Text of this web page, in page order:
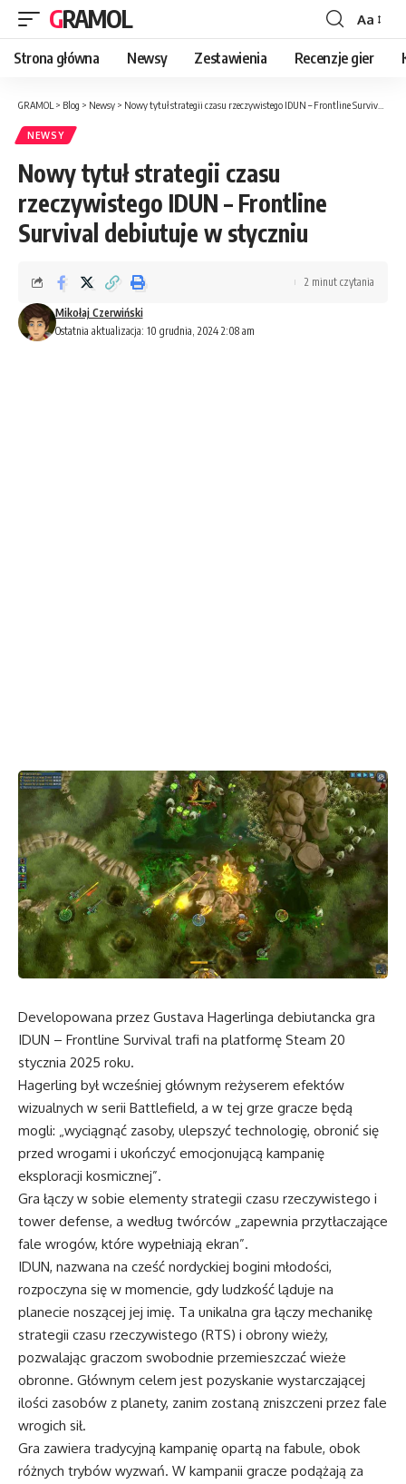
GRAMOL Aa
Strona główna Newsy Zestawienia Recenzje gier
GRAMOL > Blog > Newsy > Nowy tytuł strategii czasu rzeczywistego IDUN – Frontline Survival debiutuje w styczniu
NEWSY
Nowy tytuł strategii czasu
rzeczywistego IDUN – Frontline
Survival debiutuje w styczniu
Ostatnia aktualizacja: 10 grudnia, 2024 2:08 am
Mikołaj Czerwiński
2 minut czytania
Developowana przez Gustava Hagerlinga debiutancka gra
IDUN – Frontline Survival trafi na platformę Steam 20
stycznia 2025 roku.
Hagerling był wcześniej głównym reżyserem efektów
wizualnych w serii Battlefield, a w tej grze gracze będą
mogli: „wyciągnąć zasoby, ulepszyć technologię, obronić się
przed wrogami i ukończyć emocjonującą kampanię
eksploracji kosmicznej”.
Gra łączy w sobie elementy strategii czasu rzeczywistego i
tower defense, a według twórców „zapewnia przytłaczające
fale wrogów, które wypełniają ekran”.
IDUN, nazwana na cześć nordyckiej bogini młodości,
rozpoczyna się w momencie, gdy ludzkość ląduje na
planecie noszącej jej imię. Ta unikalna gra łączy mechanikę
strategii czasu rzeczywistego (RTS) i obrony wieży,
pozwalając graczom swobodnie przemieszczać wieże
obronne. Głównym celem jest pozyskanie wystarczającej
ilości zasobów z planety, zanim zostaną zniszczeni przez fale
wrogich sił.
Gra zawiera tradycyjną kampanię opartą na fabule, obok
różnych trybów wyzwań. W kampanii gracze podążają za